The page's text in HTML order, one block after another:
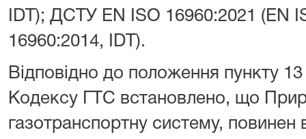
IDT); ДСТУ EN ISO 16960:2021 (EN
16960:2014, IDT).
Відповідно до положення пункту 13
Кодексу ГТС встановлено, що
газотранспортну систему, повинен